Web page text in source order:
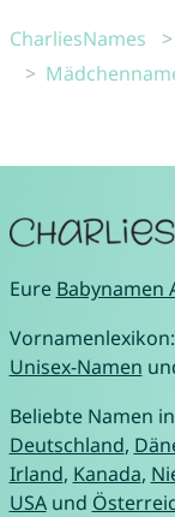
CharliesNames
Eure Babynamen
Vornamenlexikon:
Unisex-Namen
Beliebte Namen in
Deutschland,
Irland, Kanada,
USAund